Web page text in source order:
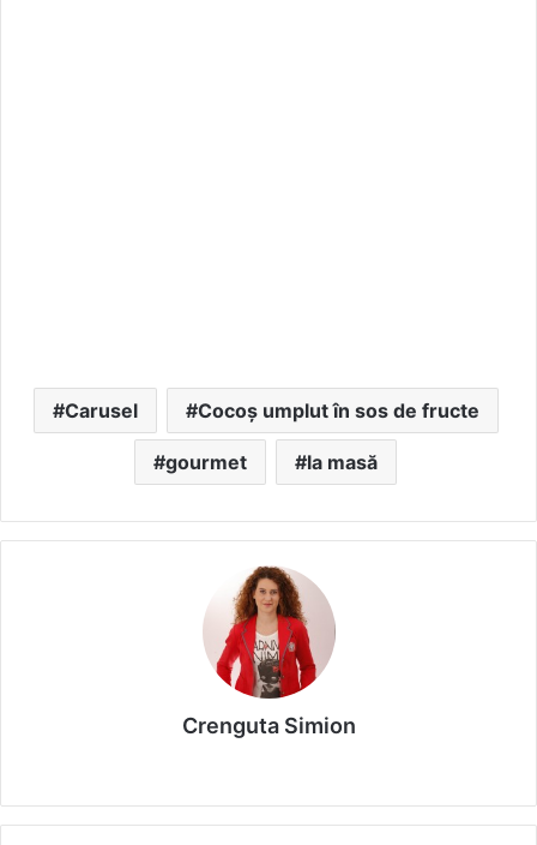
Carusel Cocoș umplut în sos de fructe
gourmet la masă
Crenguta Simion
te